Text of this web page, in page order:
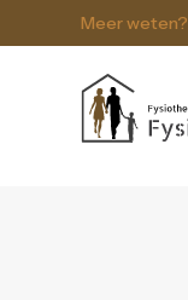
Meer weten?